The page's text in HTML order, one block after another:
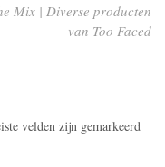
Mix | Diverse producten
van Too Faced
velden zijn gemarkeerd